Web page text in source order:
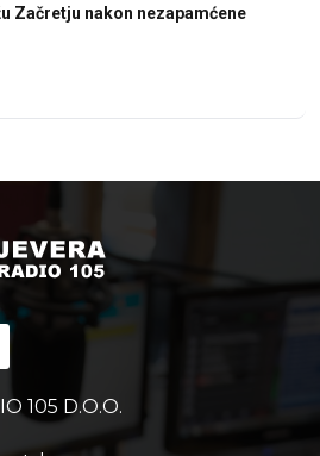
Začretju nakon nezapamćene
105 D.O.O.